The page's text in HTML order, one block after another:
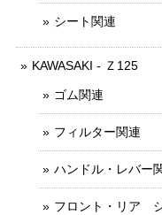
シート関連
KAWASAKI - Ｚ125
ゴム関連
フィルター関連
ハンドル・レバー
フロント・リア